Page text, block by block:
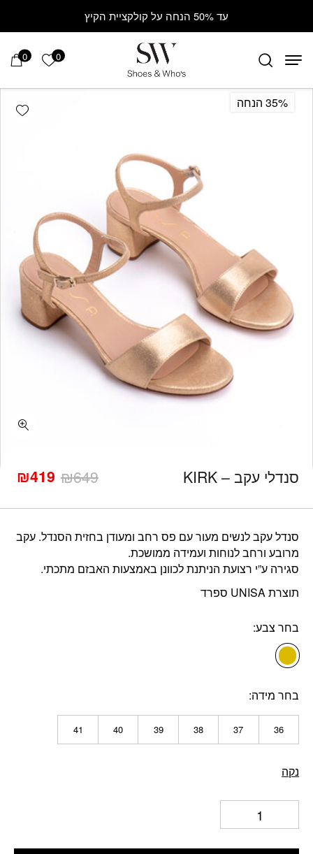
עד 50% הנחה על קולקציית הקיץ
0 הרשימה
0
סנדלי עקב – KIRK ₪649
המחיר
המקורי
₪649.
₪419 המחיר
הנוכחי
₪419.
סנדל עקב לנשים מעור עם פס רחב ומעודן בחזית הסנדל. עקב
מרובע ורחב לנוחות ועמידה ממושכת.
סגירה ע”י רצועת הניתנת לכוונן באמצעות האבזם מתכתי.
תוצרת UNISA ספרד
בחר צבע
בחר מידה
36
37
38
39
40
41
נקה
35% הנחה